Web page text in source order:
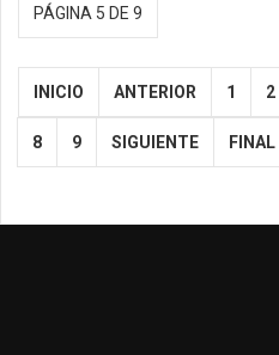
PÁGINA 5 DE 9
INICIO ANTERIOR 1 2
8 9 SIGUIENTE FINAL